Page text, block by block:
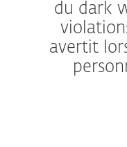
du dark
avertit